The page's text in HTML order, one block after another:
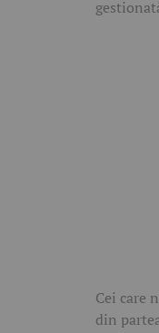
Cei care
din